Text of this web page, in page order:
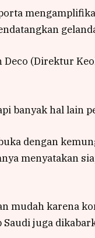
(Direktur
banyak hal lain
dengan
menyatakan
mudah karena
juga